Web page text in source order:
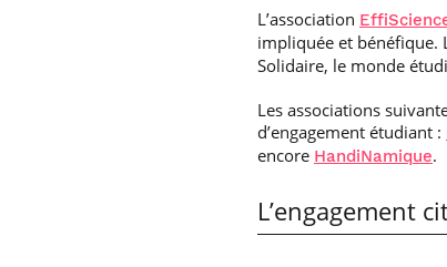
L’association
impliquée et bénéfique.
Solidaire, le monde
Les associations
d’engagement étudiant :
encore HandiNamique.
L’engagement